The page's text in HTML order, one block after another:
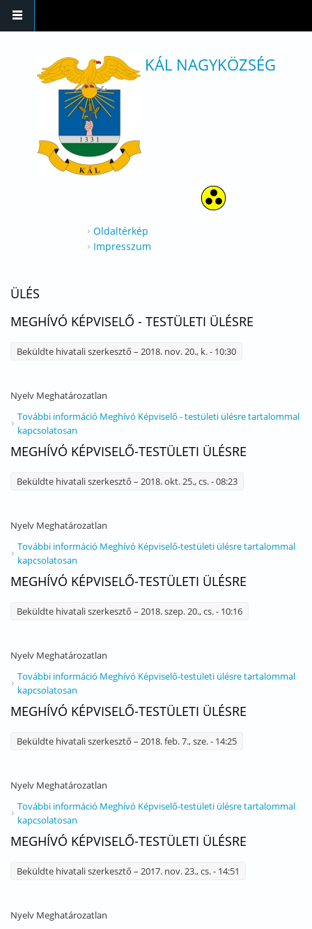
KÁL NAGYKÖZSÉG
Oldaltérkép
Impresszum
ÜLÉS
MEGHÍVÓ KÉPVISELŐ - TESTÜLETI ÜLÉSRE
Beküldte hivatali szerkesztő – 2018. nov. 20., k. - 10:30
Nyelv Meghatározatlan
További információ Meghívó Képviselő - testületi ülésre tartalommal
kapcsolatosan
MEGHÍVÓ KÉPVISELŐ-TESTÜLETI ÜLÉSRE
Beküldte hivatali szerkesztő – 2018. okt. 25., cs. - 08:23
Nyelv Meghatározatlan
További információ Meghívó Képviselő-testületi ülésre tartalommal
kapcsolatosan
MEGHÍVÓ KÉPVISELŐ-TESTÜLETI ÜLÉSRE
Beküldte hivatali szerkesztő – 2018. szep. 20., cs. - 10:16
Nyelv Meghatározatlan
További információ Meghívó Képviselő-testületi ülésre tartalommal
kapcsolatosan
MEGHÍVÓ KÉPVISELŐ-TESTÜLETI ÜLÉSRE
Beküldte hivatali szerkesztő – 2018. feb. 7., sze. - 14:25
Nyelv Meghatározatlan
További információ Meghívó Képviselő-testületi ülésre tartalommal
kapcsolatosan
MEGHÍVÓ KÉPVISELŐ-TESTÜLETI ÜLÉSRE
Beküldte hivatali szerkesztő – 2017. nov. 23., cs. - 14:51
Nyelv Meghatározatlan